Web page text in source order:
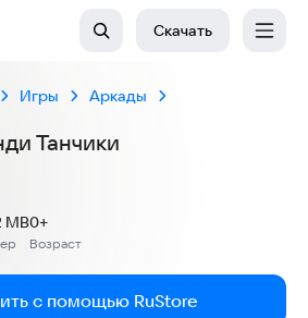
Скачать
Игры Аркады
Танчики
MB
Возраст
0+
с помощью RuStore